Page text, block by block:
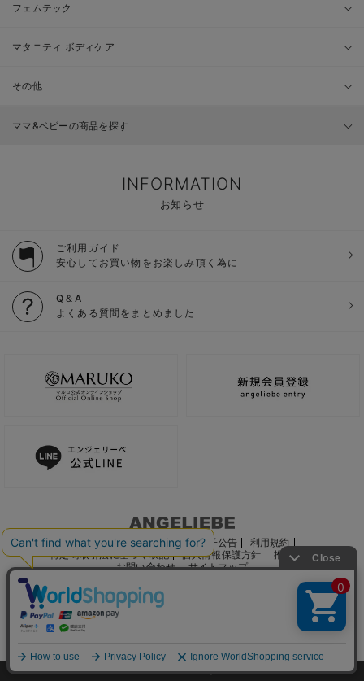
フェムテック
マタニティ ボディケア
その他
ママ&ベビーの商品を探す
INFORMATION
お知らせ
ご利用ガイド
安心してお買い物をお楽しみ頂く為に
Q＆A
よくある質問をまとめました
ご利用ガイド 会社概要 電子公告
利用規約
特定商取引法に基づく表記
個人情報保護方針
推奨環境
お問い合わせ
サイトマップ
サイト内の文章、画像などの著作物はマルコ株式会社に属します。
©2022 MARUKO CO., LTD.